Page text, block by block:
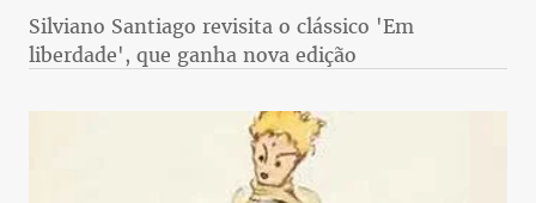
Silviano Santiago revisita o clássico 'Em
liberdade', que ganha nova edição